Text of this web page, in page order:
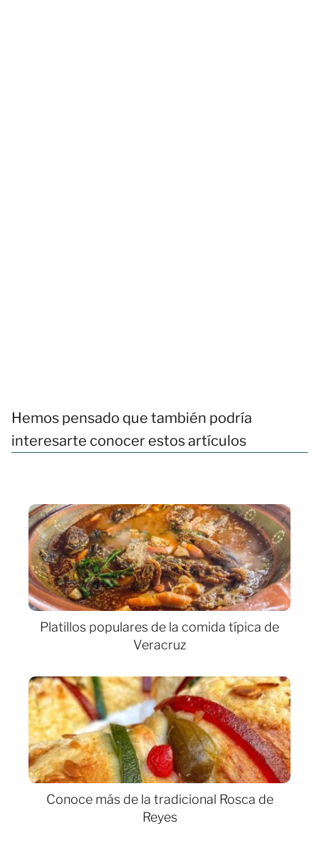
Hemos pensado que también podría
interesarte conocer estos artículos
Platillos populares de la comida típica de
Veracruz
Conoce más de la tradicional Rosca de
Reyes